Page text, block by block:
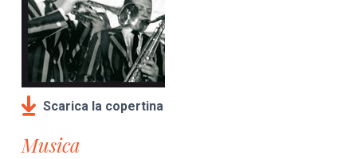
Scarica la copertina
Musica